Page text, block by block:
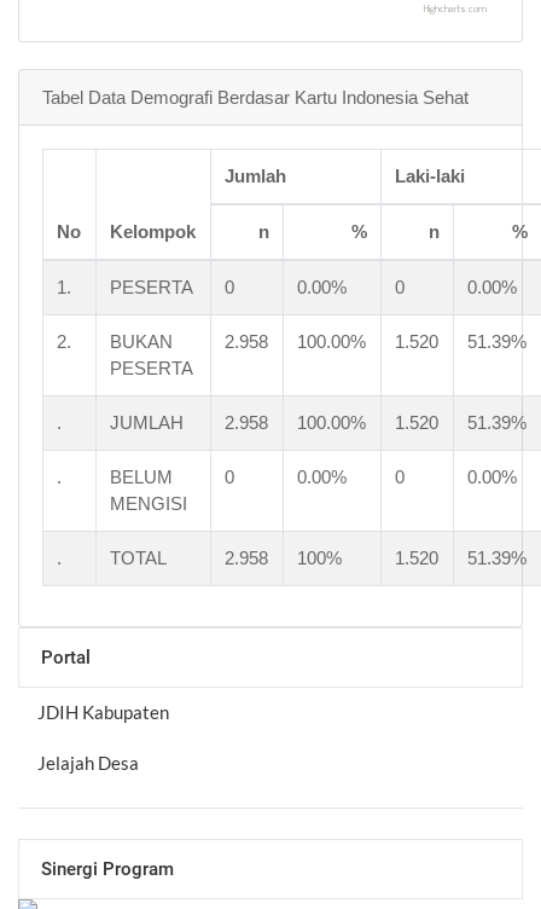
Highcharts.com
Tabel Data Demografi Berdasar Kartu Indonesia Sehat
No Kelompok
Jumlah Laki-laki
n % n %
1. PESERTA 0 0.00% 0 0.00%
2.
BUKAN
PESERTA
2.958 100.00% 1.520 51.39%
. JUMLAH 2.958 100.00% 1.520 51.39%
.
BELUM
MENGISI
0 0.00% 0 0.00%
. TOTAL 2.958 100% 1.520 51.39%
Portal
JDIH Kabupaten
Jelajah Desa
Sinergi Program